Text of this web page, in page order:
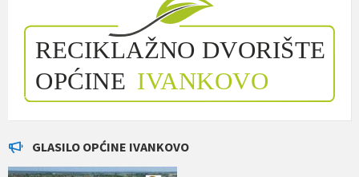
GLASILO OPĆINE IVANKOVO